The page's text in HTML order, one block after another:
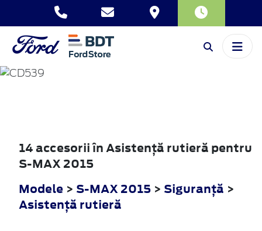
S-MAX
14 accesorii în Asistenţă rutieră pentru
S-MAX 2015
Modele > S-MAX 2015 > Siguranţă >
Asistenţă rutieră